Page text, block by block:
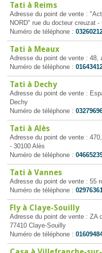
Tati à Reims
Adresse du point de vente :
NORD" rue du docteur creuzat -
Numéro de téléphone :
Tati à Meaux
Adresse du point de vente : 48,
Numéro de téléphone :
Tati à Dechy
Adresse du point de vente :
Dechy
Numéro de téléphone :
Tati à Alès
Adresse du point de vente :
- 30100 Alès
Numéro de téléphone :
Tati à Vannes
Adresse du point de vente : 55
Numéro de téléphone :
Fly à Claye-Souilly
Adresse du point de vente : ZA
77410 Claye-Souilly
Numéro de téléphone :